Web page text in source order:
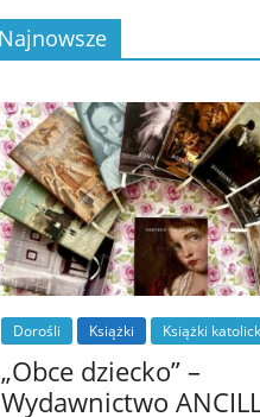
Najnowsze
Dorośli Książki Książki
„Obce dziecko” –
Wydawnictwo